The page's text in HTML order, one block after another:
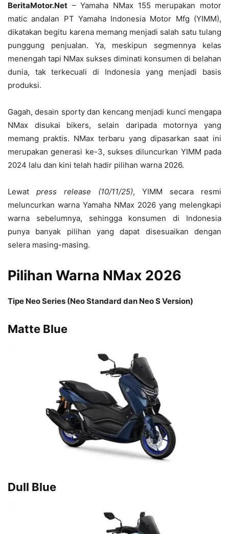
BeritaMotor.Net – Yamaha NMax 155 merupakan motor
matic andalan PT Yamaha Indonesia Motor Mfg (YIMM),
dikatakan begitu karena memang menjadi salah satu tulang
punggung penjualan. Ya, meskipun segmennya kelas
menengah tapi NMax sukses diminati konsumen di belahan
dunia, tak terkecuali di Indonesia yang menjadi basis
produksi.
Gagah, desain sporty dan kencang menjadi kunci mengapa
NMax disukai bikers, selain daripada motornya yang
memang praktis. NMax terbaru yang dipasarkan saat ini
merupakan generasi ke-3, sukses diluncurkan YIMM pada
2024 lalu dan kini telah hadir pilihan warna 2026.
Lewat press release (10/11/25), YIMM secara resmi
meluncurkan warna Yamaha NMax 2026 yang melengkapi
warna sebelumnya, sehingga konsumen di Indonesia
punya banyak pilihan yang dapat disesuaikan dengan
selera masing-masing.
Pilihan Warna NMax 2026
Tipe Neo Series (Neo Standard dan Neo S Version)
Matte Blue
Dull Blue